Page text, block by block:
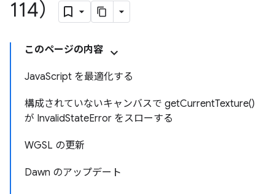
114）
このページの内容
JavaScript を最適化する
構成されていないキャンバスで getCurrentTexture()
が InvalidStateError をスローする
WGSL の更新
Dawn のアップデート